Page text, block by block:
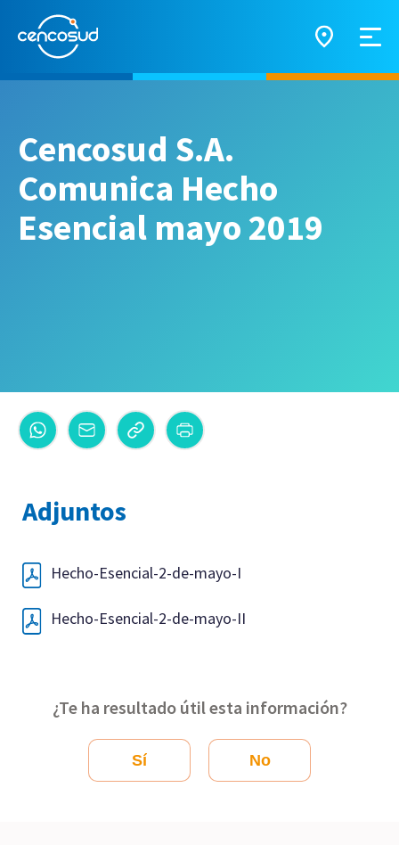
Cencosud S.A.
Comunica Hecho
Esencial mayo 2019
Adjuntos
Hecho-Esencial-2-de-mayo-I
Hecho-Esencial-2-de-mayo-II
¿Te ha resultado útil esta información?
Sí No